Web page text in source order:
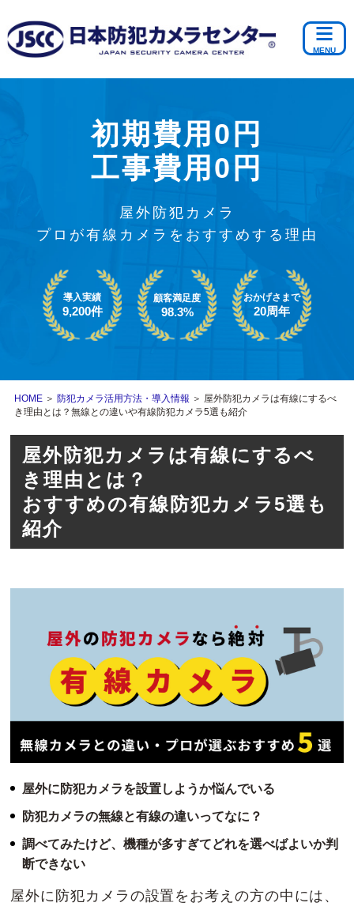
初期費用0円
工事費用0円
屋外防犯カメラ
プロが有線カメラをおすすめする理由
導入実績
9,200件
顧客満足度
98.3%
おかげさまで
20周年
HOME ＞ 防犯カメラ活用方法・導入情報 ＞ 屋外防犯カメラは有線にするべ
き理由とは？無線との違いや有線防犯カメラ5選も紹介
屋外防犯カメラは有線にするべ
き理由とは？
おすすめの有線防犯カメラ5選も
紹介
屋外に防犯カメラを設置しようか悩んでいる
防犯カメラの無線と有線の違いってなに？
調べてみたけど、機種が多すぎてどれを選べばよいか判
断できない
屋外に防犯カメラの設置をお考えの方の中には、